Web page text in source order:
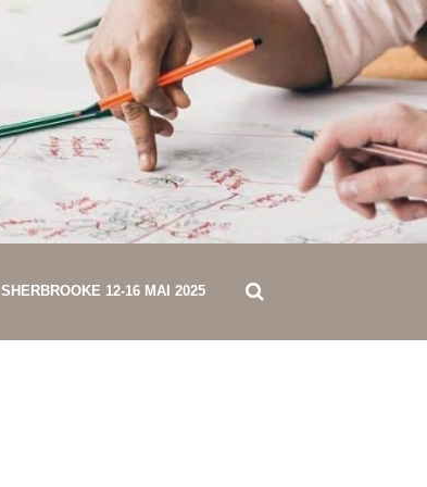
SHERBROOKE 12-16 MAI 2025